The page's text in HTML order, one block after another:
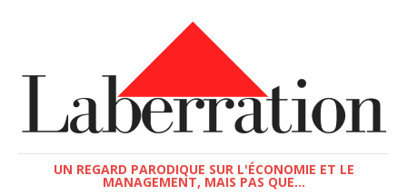
UN REGARD PARODIQUE SUR L'ÉCONOMIE ET LE
MANAGEMENT, MAIS PAS QUE...